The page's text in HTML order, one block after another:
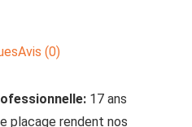
Avis (0)
: 17 ans
placage rendent nos